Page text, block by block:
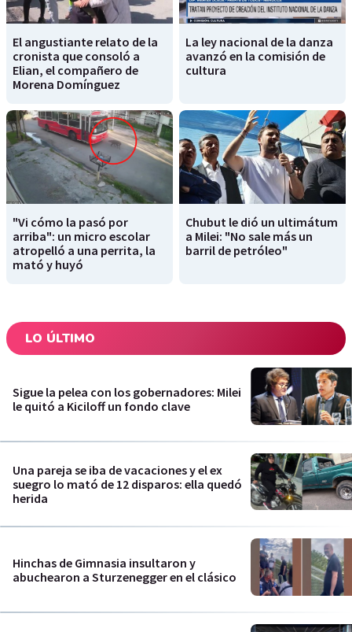
El angustiante relato de la
cronista que consoló a
Elian, el compañero de
Morena Domínguez
La ley nacional de la danza
avanzó en la comisión de
cultura
"Vi cómo la pasó por
arriba": un micro escolar
atropelló a una perrita, la
mató y huyó
Chubut le dió un ultimátum
a Milei: "No sale más un
barril de petróleo"
LO ÚLTIMO
Sigue la pelea con los gobernadores: Milei
le quitó a Kiciloff un fondo clave
Una pareja se iba de vacaciones y el ex
suegro lo mató de 12 disparos: ella quedó
herida
Hinchas de Gimnasia insultaron y
abuchearon a Sturzenegger en el clásico